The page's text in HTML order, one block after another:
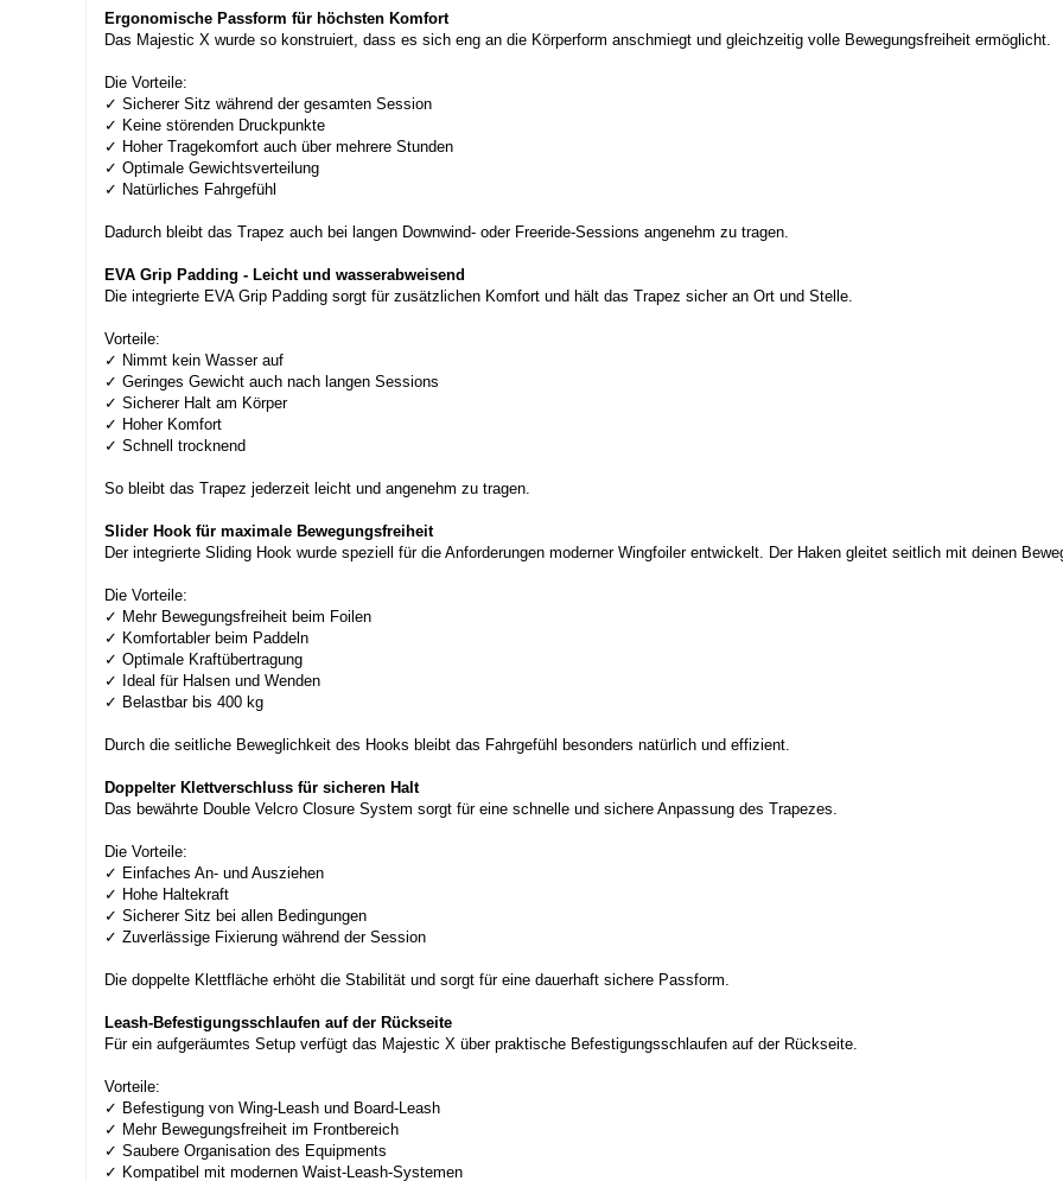
Ergonomische Passform für höchsten Komfort
Das Majestic X wurde so konstruiert, dass es sich eng an die Körperform anschmiegt und gleichzeitig volle Bewegungsfreiheit ermöglicht.
Die Vorteile:
✓ Sicherer Sitz während der gesamten Session
✓ Keine störenden Druckpunkte
✓ Hoher Tragekomfort auch über mehrere Stunden
✓ Optimale Gewichtsverteilung
✓ Natürliches Fahrgefühl
Dadurch bleibt das Trapez auch bei langen Downwind- oder Freeride-Sessions angenehm zu tragen.
EVA Grip Padding - Leicht und wasserabweisend
Die integrierte EVA Grip Padding sorgt für zusätzlichen Komfort und hält das Trapez sicher an Ort und Stelle.
Vorteile:
✓ Nimmt kein Wasser auf
✓ Geringes Gewicht auch nach langen Sessions
✓ Sicherer Halt am Körper
✓ Hoher Komfort
✓ Schnell trocknend
So bleibt das Trapez jederzeit leicht und angenehm zu tragen.
Slider Hook für maximale Bewegungsfreiheit
Der integrierte Sliding Hook wurde speziell für die Anforderungen moderner Wingfoiler entwickelt. Der Haken gleitet seitlich mit deinen
Die Vorteile:
✓ Mehr Bewegungsfreiheit beim Foilen
✓ Komfortabler beim Paddeln
✓ Optimale Kraftübertragung
✓ Ideal für Halsen und Wenden
✓ Belastbar bis 400 kg
Durch die seitliche Beweglichkeit des Hooks bleibt das Fahrgefühl besonders natürlich und effizient.
Doppelter Klettverschluss für sicheren Halt
Das bewährte Double Velcro Closure System sorgt für eine schnelle und sichere Anpassung des Trapezes.
Die Vorteile:
✓ Einfaches An- und Ausziehen
✓ Hohe Haltekraft
✓ Sicherer Sitz bei allen Bedingungen
✓ Zuverlässige Fixierung während der Session
Die doppelte Klettfläche erhöht die Stabilität und sorgt für eine dauerhaft sichere Passform.
Leash-Befestigungsschlaufen auf der Rückseite
Für ein aufgeräumtes Setup verfügt das Majestic X über praktische Befestigungsschlaufen auf der Rückseite.
Vorteile:
✓ Befestigung von Wing-Leash und Board-Leash
✓ Mehr Bewegungsfreiheit im Frontbereich
✓ Saubere Organisation des Equipments
✓ Kompatibel mit modernen Waist-Leash-Systemen